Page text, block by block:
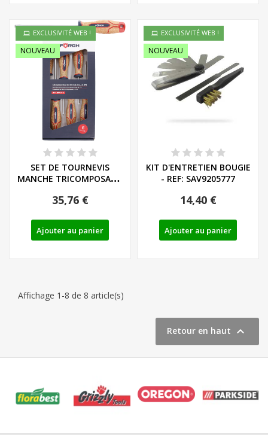
EXCLUSIVITÉ WEB !
NOUVEAU
SET DE TOURNEVIS
MANCHE TRICOMPOSANT
35,76 €
Ajouter au panier
EXCLUSIVITÉ WEB !
NOUVEAU
KIT D'ENTRETIEN BOUGIE
- REF: SAV9205777
14,40 €
Ajouter au panier
Affichage 1-8 de 8 article(s)
Retour en haut 